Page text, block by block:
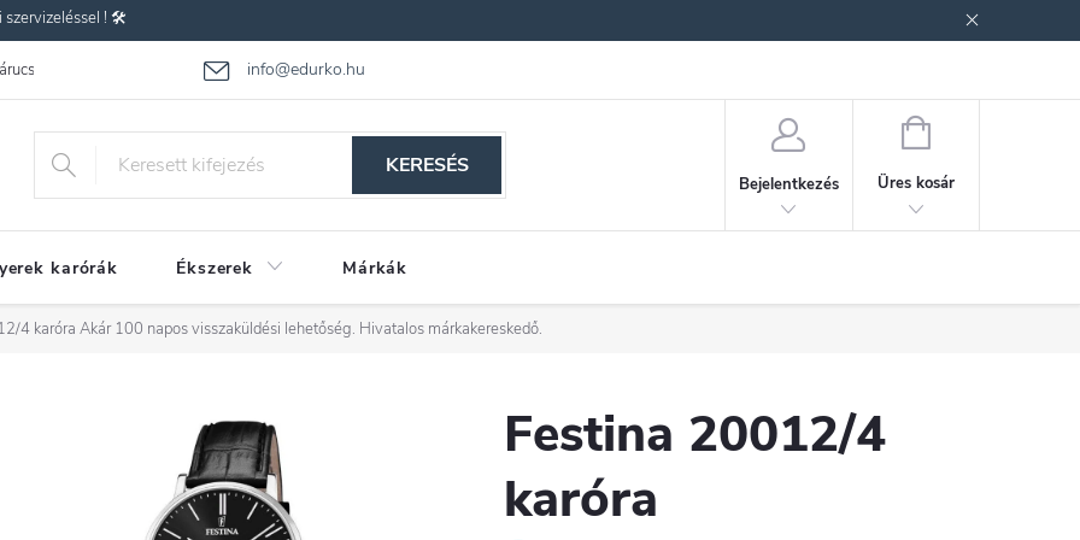
szervizeléssel ! 🛠️
info@edurko.hu
Gyakran ismételt kérdések
KERESÉS
Bejelentkezés
KOSÁR
Üres kosár
karórák Ékszerek Márkák
4 karóra Akár 100 napos visszaküldési lehetőség. Hivatalos márkakereskedő.
Festina 20012/4
karóra